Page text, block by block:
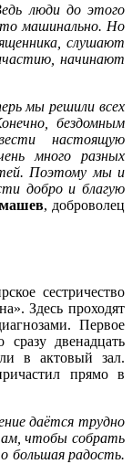
люди до этого
машинально. Но
слушают
начинают
мы решили всех
бездомным
настоящую
много разных
Поэтому мы и
добро и благую
, доброволец
сестричество
Здесь проходят
Первое
сразу двенадцать
в актовый зал.
прямо в
даётся трудно
чтобы собрать
большая радость.